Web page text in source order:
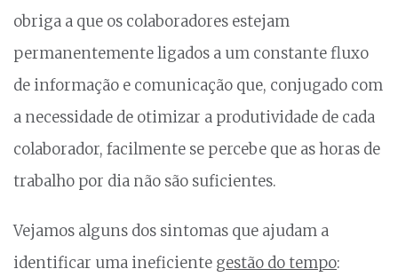
obriga a que os colaboradores estejam
permanentemente ligados a um constante fluxo
de informação e comunicação que, conjugado com
a necessidade de otimizar a produtividade de cada
colaborador, facilmente se percebe que as horas de
trabalho por dia não são suficientes.
Vejamos alguns dos sintomas que ajudam a
identificar uma ineficiente gestão do tempo: